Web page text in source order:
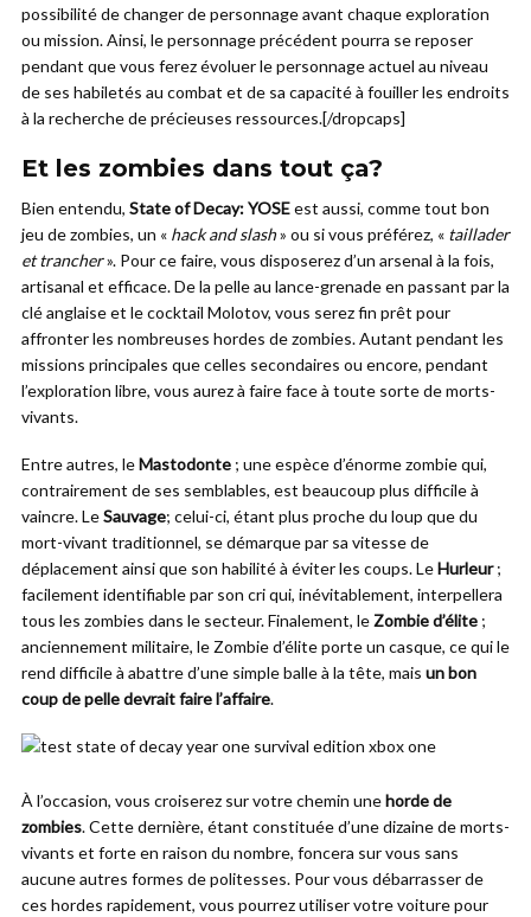
possibilité de changer de personnage avant chaque exploration
ou mission. Ainsi, le personnage précédent pourra se reposer
pendant que vous ferez évoluer le personnage actuel au niveau
de ses habiletés au combat et de sa capacité à fouiller les endroits
à la recherche de précieuses ressources.[/dropcaps]
Et les zombies dans tout ça?
Bien entendu, State of Decay: YOSEest aussi, comme tout bon
jeu de zombies, un « hack and slash» ou si vous préférez, « taillader
et trancher». Pour ce faire, vous disposerez d’un arsenal à la fois,
artisanal et efficace. De la pelle au lance-grenade en passant par la
clé anglaise et le cocktail Molotov, vous serez fin prêt pour
affronter les nombreuses hordes de zombies. Autant pendant les
missions principales que celles secondaires ou encore, pendant
l’exploration libre, vous aurez à faire face à toute sorte de morts-
vivants.
Entre autres, leMastodonte ; une espèce d’énorme zombie qui,
contrairement de ses semblables, est beaucoup plus difficile à
vaincre. LeSauvage; celui-ci, étant plus proche du loup que du
mort-vivant traditionnel, se démarque par sa vitesse de
déplacement ainsi que son habilité à éviter les coups. LeHurleur;
facilement identifiable par son cri qui, inévitablement, interpellera
tous les zombies dans le secteur. Finalement, leZombie d’élite ;
anciennement militaire, le Zombie d’élite porte un casque, ce qui le
rend difficile à abattre d’une simple balle à la tête, mais un bon
coup de pelle devrait faire l’affaire.
À l’occasion, vous croiserez sur votre chemin unehorde de
zombies. Cette dernière, étant constituée d’une dizaine de morts-
vivants et forte en raison du nombre, foncera sur vous sans
aucune autres formes de politesses. Pour vous débarrasser de
ces hordes rapidement, vous pourrez utiliser votre voiture pour